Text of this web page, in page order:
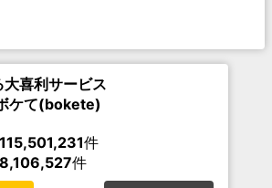
喜利サービス
ケて(bokete)
115,501,231件
8,106,527件